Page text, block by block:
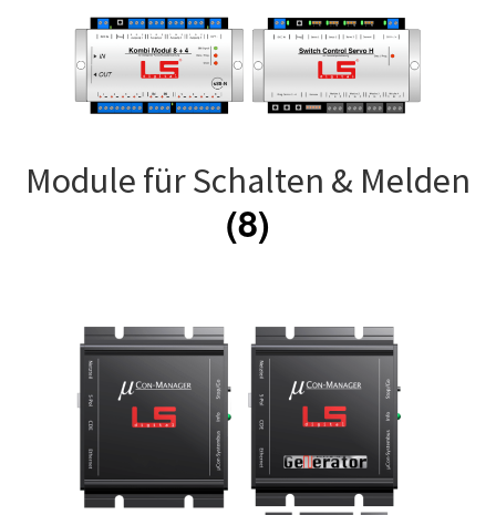
Module für Schalten & Melden
(8)